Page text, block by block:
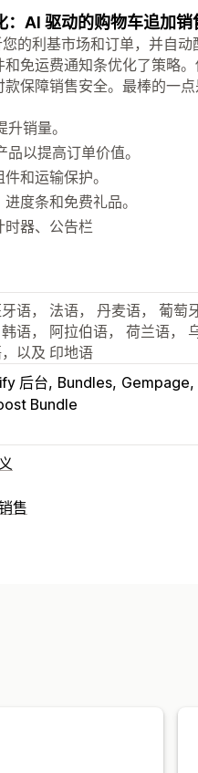
AI 驱动的购物车追加
的利基市场和订单，并自
免运费通知条优化了策略
保障销售安全。最棒的一
销量。
以提高订单价值。
和运输保护。
度条和免费礼品。
器、公告栏
语， 法语， 丹麦语， 葡萄
语， 阿拉伯语， 荷兰语，
以及 印地语
后台 Bundles Gempage
Bundle
售